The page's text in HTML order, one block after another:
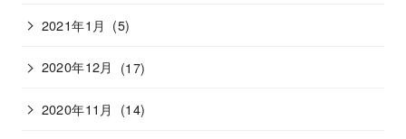
2021年1月 (5)
2020年12月 (17)
2020年11月 (14)